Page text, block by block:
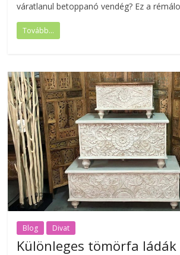
váratlanul betoppanó vendég? Ez a
Tovább...
Blog Divat
Különleges tömörfa